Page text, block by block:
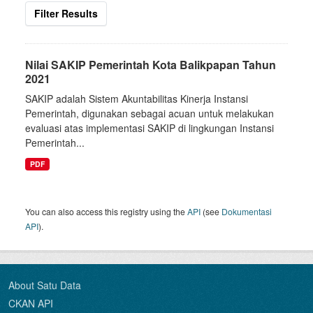
Filter Results
Nilai SAKIP Pemerintah Kota Balikpapan Tahun
2021
SAKIP adalah Sistem Akuntabilitas Kinerja Instansi
Pemerintah, digunakan sebagai acuan untuk melakukan
evaluasi atas implementasi SAKIP di lingkungan Instansi
Pemerintah...
PDF
You can also access this registry using theAPI (see Dokumentasi
API).
About Satu Data
CKAN API